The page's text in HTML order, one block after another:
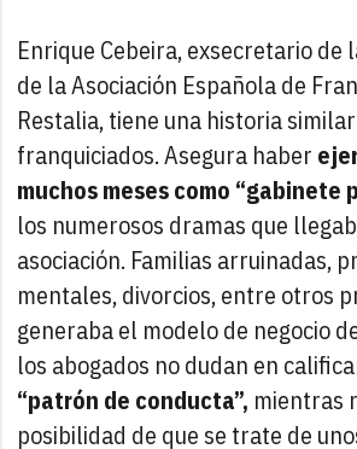
Enrique Cebeira, exsecretario de
de la Asociación Española de
Restalia, tiene una historia
franquiciados. Asegura haber
muchos meses como “gabinete
los numerosos dramas que
asociación. Familias arruinadas,
mentales, divorcios, entre otros
generaba el modelo de negocio
los abogados no dudan en
“patrón de conducta”, mientras
posibilidad de que se trate de